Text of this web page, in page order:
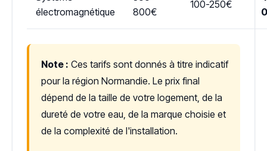
électromagnétique
800€
100-250€
Note : Ces tarifs sont donnés à titre indicatif
pour la région Normandie. Le prix final
dépend de la taille de votre logement, de la
dureté de votre eau, de la marque choisie et
de la complexité de l'installation.